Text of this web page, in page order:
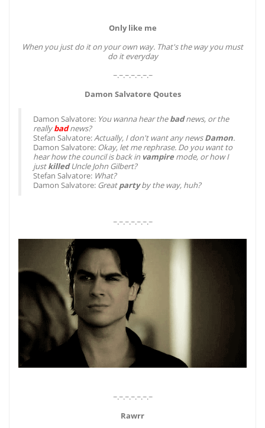
Only like me
When you just do it on your own way. That's the way you must
do it everyday
~.~.~.~.~.~.~
Damon Salvatore Qoutes
Damon Salvatore: You wanna hear thebadnews, or the
reallybadnews?
Stefan Salvatore:Actually, I don't want any newsDamon.
Damon Salvatore: Okay, let me rephrase. Do you want to
hear how the council is back in vampire mode, or how I
justkilledUncle John Gilbert?
Stefan Salvatore: What?
Damon Salvatore: Greatpartyby the way, huh?
~.~.~.~.~.~.~
~.~.~.~.~.~.~
Rawrr